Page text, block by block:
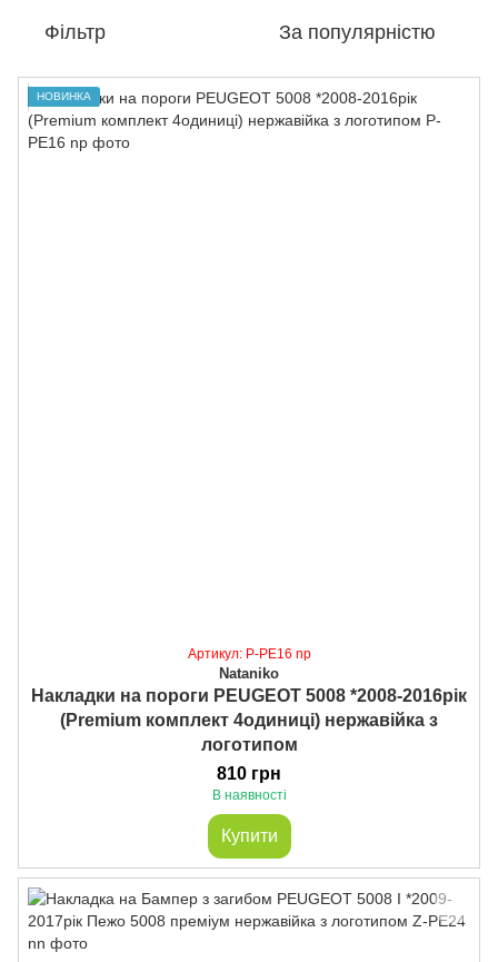
Фільтр За популярністю
НОВИНКА
Артикул: P-PE16 np
Nataniko
Накладки на пороги PEUGEOT 5008 *2008-2016рік
(Premium комплект 4одиниці) нержавійка з
логотипом
810 грн
В наявності
Купити